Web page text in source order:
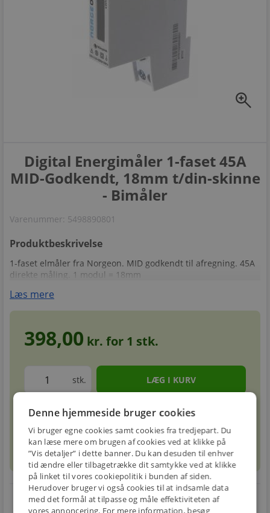
zoom_in
Digital Energimåler 1-faset 45A
MID-Godkendt, 18mm t/din-skinne
- Bimåler
Varenummer: 5498890801
Produktbeskrivelse
1-faset elmåler fra Norgeon. MID godkendt til afregning. 45A
direkte måling. 1 modul = 18mm
Læs mere
398,00 kr. for 1 stk.
stk.
circleForventet leveringstid: 1-3 hverdageinfo
sellPrismatchinfo
local_shipping restart_alt
Denne hjemmeside bruger cookies
Vi bruger egne cookies samt cookies fra tredjepart. Du
kan læse mere om brugen af cookies ved at klikke på
”Vis detaljer” i dette banner. Du kan desuden til enhver
tid ændre eller tilbagetrække dit samtykke ved at klikke
på linket til vores cookiepolitik i bunden af siden.
Herudover bruger vi også cookies til at indsamle data
med det formål at tilpasse og måle effektiviteten af
vores annoncering. For mere information, besøg